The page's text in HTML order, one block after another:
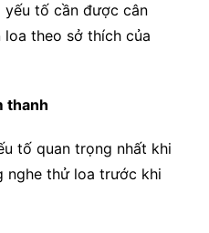
yếu tố cần được cân
loa theo sở thích của
thanh
tố quan trọng nhất khi
nghe thử loa trước khi